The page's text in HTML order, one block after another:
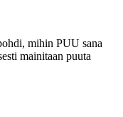
mihin PUU sana
mainitaan puuta